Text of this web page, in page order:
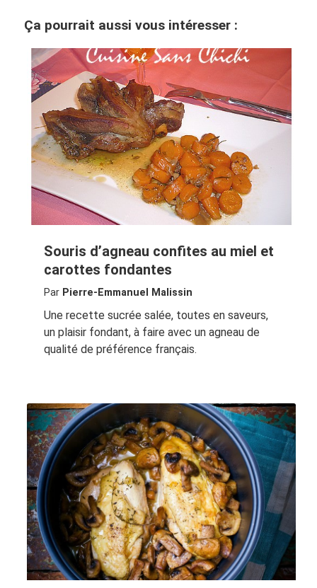
Ça pourrait aussi vous intéresser :
Souris d’agneau confites au miel et
carottes fondantes
Par Pierre-Emmanuel Malissin
Une recette sucrée salée, toutes en saveurs,
un plaisir fondant, à faire avec un agneau de
qualité de préférence français.